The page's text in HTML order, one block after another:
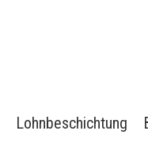
Lohnbeschichtung